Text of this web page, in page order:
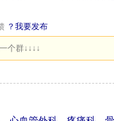
？我要发布
个群↓↓↓↓